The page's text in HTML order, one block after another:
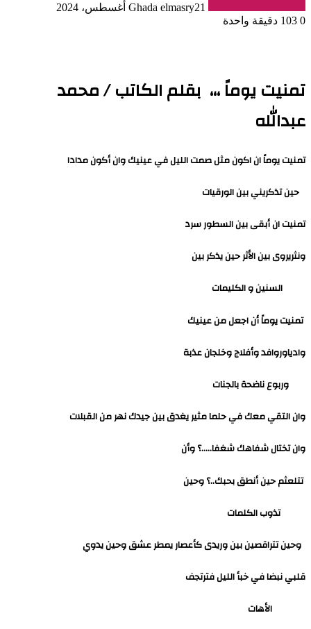
Ghada elmasry21 أغسطس، 2024
0
دقيقة واحدة
تمنيت يوماً ،،، بقلم الكاتب / محمد
عبدالله
تمنيت يوماً ان اكون مثل صمت الليل في عينيك وان أكون مدادا
حين تذكريني بين الورقيات
تمنيت ان أبقى بين السطور سرد
ونثريروى بين الأثر حين يذكر بين
السنين و الكليمات
تمنيت يوماً أن اجعل من عينيك
وادياوروافد وأفلاج وخلجان عذبة
وربوع ناضحة بالجنات
وان التقي معك في حلما مثير يغدق بين جيدك نهر من القبلات
وان تختال شفاهك شغفا…..؟ وأن
تتلعثم حين أنطق بحبك..؟ وحين
تذوب الكلمات
وحين تتراقصين بين وريدى كأعصار يمطر عشق وحين يدوي
قلبي نبضا في خبأ الليل فترتجف
الأهات